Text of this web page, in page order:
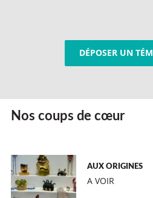
DÉPOSER UN
Nos coups de cœur
AUX ORIGINES
A VOIR